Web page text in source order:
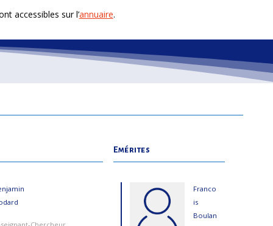
accessibles sur l’annuaire.
Emérites
Franco
is
Boulan